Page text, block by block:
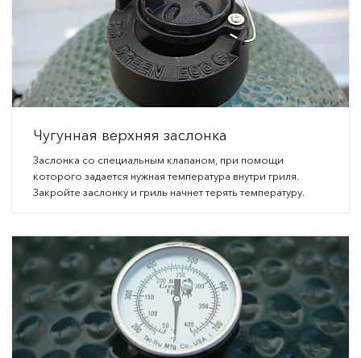
Чугунная верхняя заслонка
Заслонка со специальным клапаном, при помощи
которого задается нужная температура внутри гриля.
Закройте заслонку и гриль начнет терять температуру.